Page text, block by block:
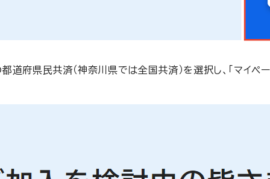
道府県民共済（神奈川県では全国共済）を選択し、「マイペ